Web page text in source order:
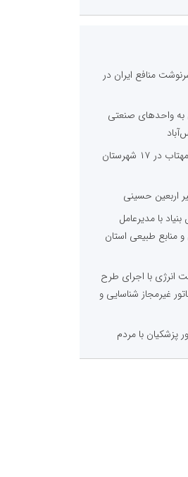
منافع ایران در
به واحدهای صنعتی
گزارش اجمالی اجرای طرح ملی مهتاب در ۱۷ شهرستان
اربعین حسینی
با مدیرعامل
منابع طبیعی استان
انرژی با اجرای طرح
۷ ترانسفورماتور غیرمجاز شناسایی و
با مردم